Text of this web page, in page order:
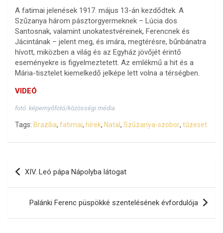
A fatimai jelenések 1917. május 13-án kezdődtek. A
Szűzanya három pásztorgyermeknek – Lúcia dos
Santosnak, valamint unokatestvéreinek, Ferencnek és
Jácintának – jelent meg, és imára, megtérésre, bűnbánatra
hívott, miközben a világ és az Egyház jövőjét érintő
eseményekre is figyelmeztetett. Az emlékmű a hit és a
Mária-tisztelet kiemelkedő jelképe lett volna a térségben.
VIDEÓ
fotó: képernyőfotó/közösségi média
Tags: Brazília, fatimai, hírek, Natal, Szűzanya-szobor, tűzeset
Bejegyzés
navigáció
XIV. Leó pápa Nápolyba látogat
Palánki Ferenc püspökké szentelésének évfordulója